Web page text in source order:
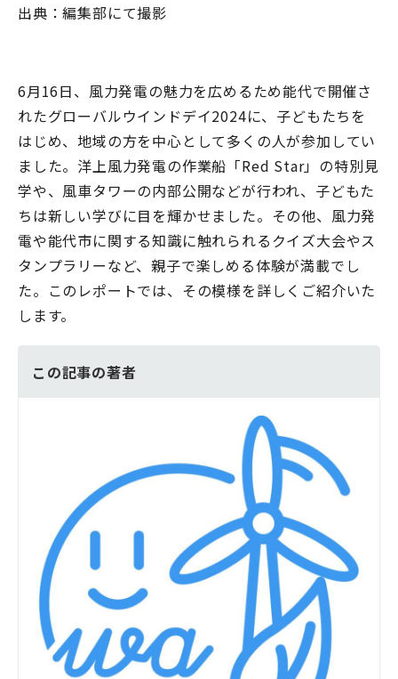
出典：編集部にて撮影
6月16日、風力発電の魅力を広めるため能代で開催さ
れたグローバルウインドデイ2024に、子どもたちを
はじめ、地域の方を中心として多くの人が参加してい
ました。洋上風力発電の作業船「Red Star」の特別見
学や、風車タワーの内部公開などが行われ、子どもた
ちは新しい学びに目を輝かせました。その他、風力発
電や能代市に関する知識に触れられるクイズ大会やス
タンプラリーなど、親子で楽しめる体験が満載でし
た。このレポートでは、その模様を詳しくご紹介いた
します。
この記事の著者